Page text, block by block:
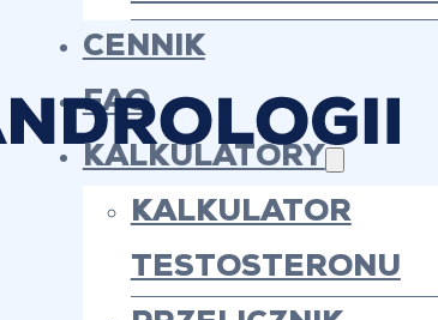
CENNIK
FAQ
KALKULATORY
KALKULATOR
TESTOSTERONU